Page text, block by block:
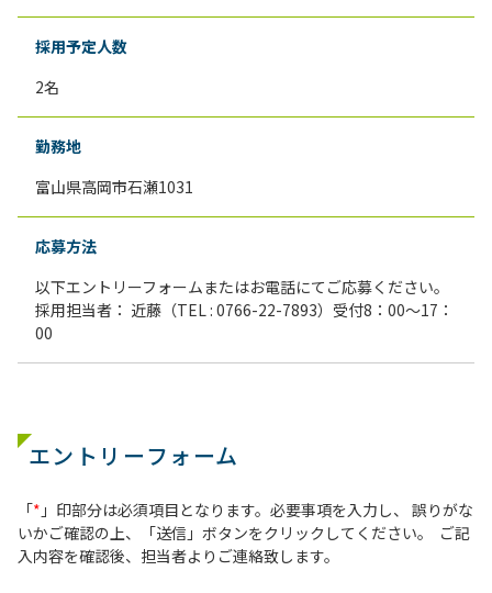
採用予定人数
2名
勤務地
富山県高岡市石瀬1031
応募方法
以下エントリーフォームまたはお電話にてご応募ください。
採用担当者： 近藤（TEL : 0766-22-7893）受付8：00〜17：
00
エントリーフォーム
「* 」印部分は必須項目となります。必要事項を入力し、 誤りがな
いかご確認の上、「送信」ボタンをクリックしてください。 ご記
入内容を確認後、担当者よりご連絡致します。